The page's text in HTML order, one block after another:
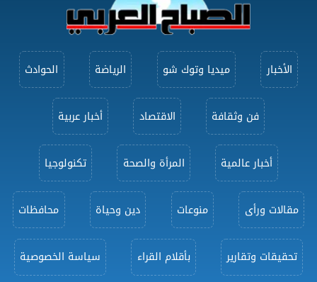
الأخبار ميديا وتوك شو الرياضة الحوادث
فن وثقافة الاقتصاد أخبار عربية
أخبار عالمية المرأة والصحة تكنولوجيا
مقالات ورأى منوعات دين وحياة محافظات
تحقيقات وتقارير بأقلام القراء سياسة الخصوصية